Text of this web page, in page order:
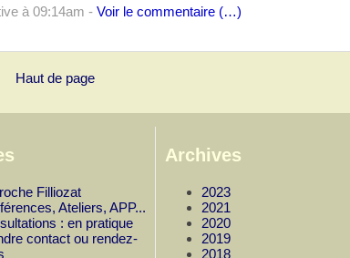
à 09:14am - Voir le commentaire (…)
Haut de page
Filliozat
Ateliers, APP...
: en pratique
contact ou rendez-
Archives
2023
2021
2020
2019
2018